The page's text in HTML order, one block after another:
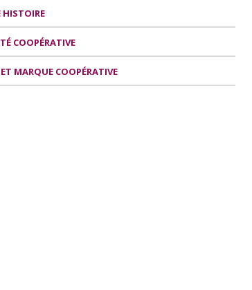
HISTOIRE
COOPÉRATIVE
MARQUE COOPÉRATIVE